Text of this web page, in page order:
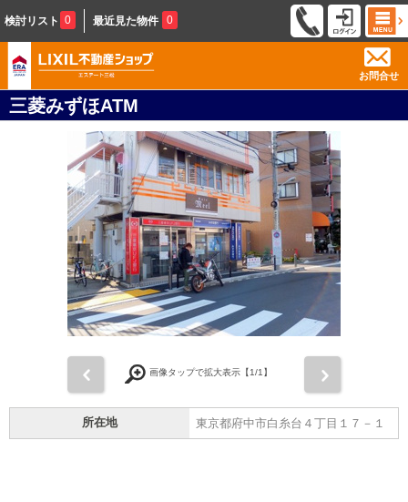
検討リスト 0 最近見た物件 0
お問合せ
三菱みずほATM
画像タップで拡大表示【1/1】
所在地 東京都府中市白糸台４丁目１７－１